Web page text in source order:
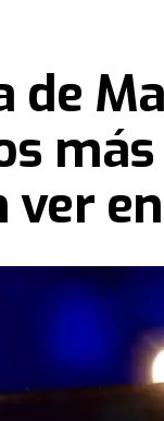
de
ver